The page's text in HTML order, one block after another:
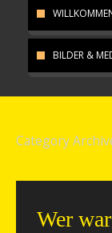
BILDER &
Category
Wer